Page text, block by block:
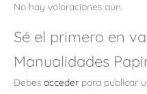
No hay valoraciones aún.
Sé el primero en
Manualidades
Debes acceder para publicar